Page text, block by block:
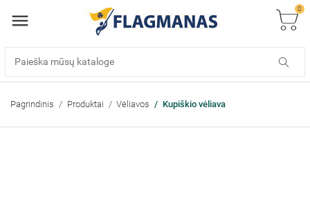
0
Pagrindinis Produktai Vėliavos Kupiškio vėliava